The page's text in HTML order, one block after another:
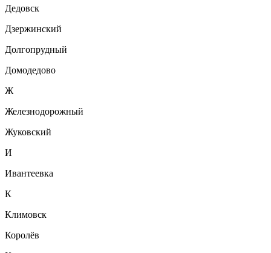
Дедовск
Дзержинский
Долгопрудный
Домодедово
Ж
Железнодорожный
Жуковский
И
Ивантеевка
К
Климовск
Королёв